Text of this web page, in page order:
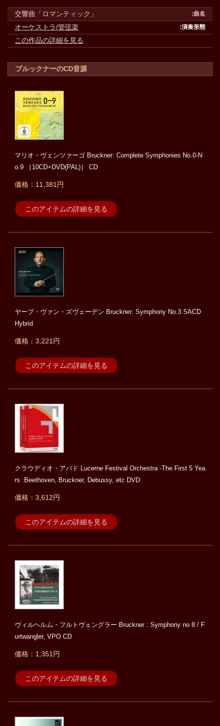
交響曲「ロマンティック」
オーケストラ/管弦楽
この作品の詳細を見る
ブルックナーのCD音源
マリオ・ヴェンツァーゴ Bruckner: Complete Symphonies No.0-N
o.9 ［10CD+DVD(PAL)］ CD
価格：11,381円
このアイテムの詳細を見る
ヤープ・ヴァン・ズヴェーデン Bruckner: Symphony No.3 SACD
Hybrid
価格：3,221円
このアイテムの詳細を見る
クラウディオ・アバド Lucerne Festival Orchestra -The First 5 Yea
rs :Beethoven, Bruckner, Debussy, etc DVD
価格：3,612円
このアイテムの詳細を見る
ヴィルヘルム・フルトヴェングラー Bruckner : Symphony no 8 / F
urtwangler, VPO CD
価格：1,351円
このアイテムの詳細を見る